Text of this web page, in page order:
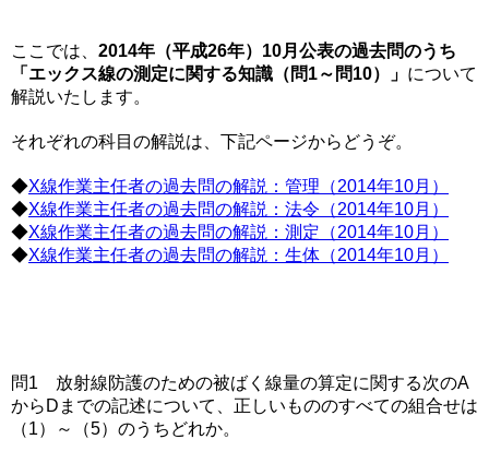
ここでは、 2014年（平成26年）10月公表の過去問のうち
「エックス線の測定に関する知識（問1～問10）」 について
解説いたします。
それぞれの科目の解説は、下記ページからどうぞ。
◆X線作業主任者の過去問の解説：管理（2014年10月）
◆X線作業主任者の過去問の解説：法令（2014年10月）
◆X線作業主任者の過去問の解説：測定（2014年10月）
◆X線作業主任者の過去問の解説：生体（2014年10月）
問1 放射線防護のための被ばく線量の算定に関する次のA
からDまでの記述について、正しいもののすべての組合せは
（1）～（5）のうちどれか。